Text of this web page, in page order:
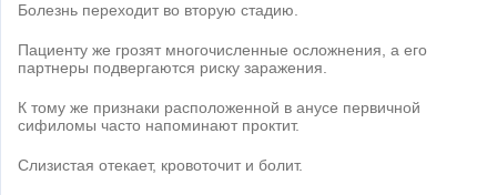
Болезнь переходит во вторую стадию.
Пациенту же грозят многочисленные осложнения, а его
партнеры подвергаются риску заражения.
К тому же признаки расположенной в анусе первичной
сифиломы часто напоминают проктит.
Слизистая отекает, кровоточит и болит.